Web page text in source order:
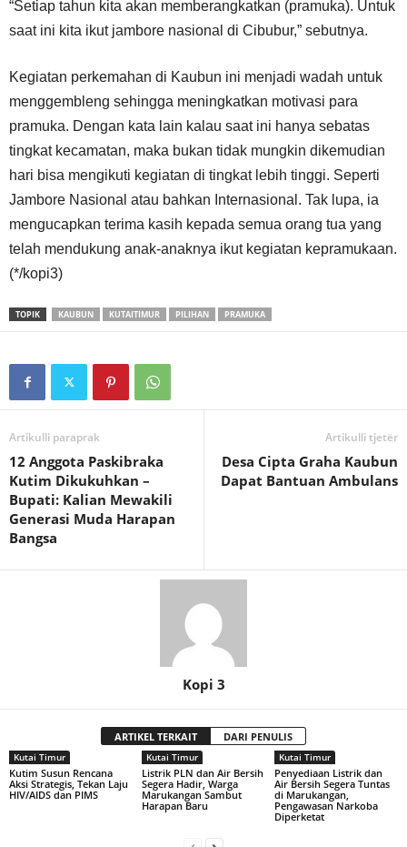
“Setiap tahun kita akan memberangkatkan (pramuka). Untuk
saat ini kita ikut jambore nasional di Cibubur,” sebutnya.
Kegiatan perkemahan di Kaubun ini menjadi wadah untuk
menggembleng sehingga meningkatkan motivasi para
pramuka. Dengan kata lain kalau saat ini hanya sebatas
tingkat kecamatan, maka bukan tidak mungkin dikemudian
hari bisa mengikuti kegiatan di tingkat lebih tinggi. Seperti
Jambore Nasional atau bahkan Internasional. Tak lupa, ia
mengucapkan terima kasih kepada semua orang tua yang
telah mendukung anak-anaknya ikut kegiatan kepramukaan.
(*/kopi3)
TOPIK KAUBUN KUTAITIMUR PILIHAN PRAMUKA
Artikulli paraprak
12 Anggota Paskibraka
Kutim Dikukuhkan –
Bupati: Kalian Mewakili
Generasi Muda Harapan
Bangsa
Artikulli tjetër
Desa Cipta Graha Kaubun
Dapat Bantuan Ambulans
Kopi 3
ARTIKEL TERKAIT DARI PENULIS
Kutai Timur
Kutim Susun Rencana
Aksi Strategis, Tekan Laju
HIV/AIDS dan PIMS
Kutai Timur
Listrik PLN dan Air Bersih
Segera Hadir, Warga
Marukangan Sambut
Harapan Baru
Kutai Timur
Penyediaan Listrik dan
Air Bersih Segera Tuntas
di Marukangan,
Pengawasan Narkoba
Diperketat